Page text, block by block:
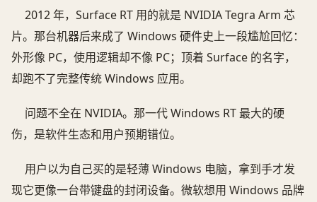
2012 年，Surface RT 用的就是 NVIDIA Tegra Arm 芯
片。那台机器后来成了 Windows 硬件史上一段尴尬回忆：
外形像 PC，使用逻辑却不像 PC；顶着 Surface 的名字，
却跑不了完整传统 Windows 应用。
问题不全在 NVIDIA。那一代 Windows RT 最大的硬
伤，是软件生态和用户预期错位。
用户以为自己买的是轻薄 Windows 电脑，拿到手才发
现它更像一台带键盘的封闭设备。微软想用 Windows 品牌